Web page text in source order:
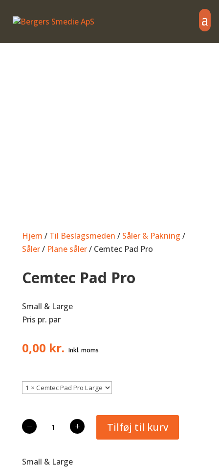
Hjem / Til Beslagsmeden / Såler & Pakning /
Såler/ Plane såler/ Cemtec Pad Pro
Cemtec Pad Pro
Small & Large
Pris pr. par
0,00 kr.
−
antal
+ Tilføj til kurv
Small & Large